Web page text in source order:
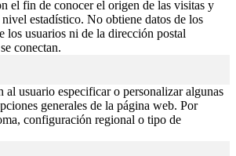
el fin de conocer el origen de las visitas y
estadístico. No obtiene datos de los
los usuarios ni de la dirección postal
conectan.
al usuario especificar o personalizar algunas
generales de la página web. Por
configuración regional o tipo de